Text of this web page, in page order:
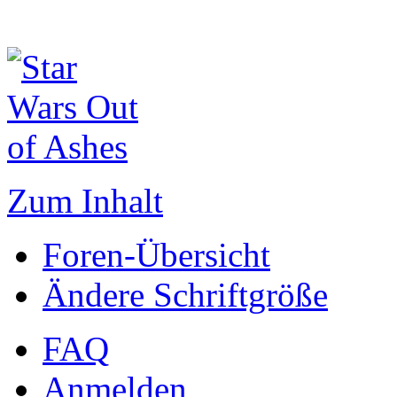
Zum Inhalt
Foren-Übersicht
Ändere Schriftgröße
FAQ
Anmelden